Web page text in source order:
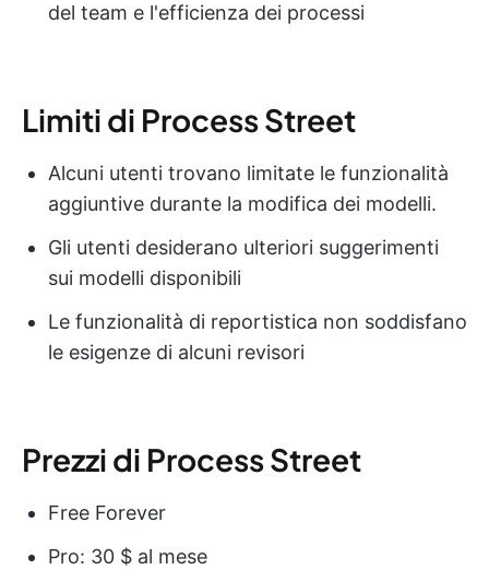
del team e l'efficienza dei processi
Limiti di Process Street
Alcuni utenti trovano limitate le funzionalità
aggiuntive durante la modifica dei modelli.
Gli utenti desiderano ulteriori suggerimenti
sui modelli disponibili
Le funzionalità di reportistica non soddisfano
le esigenze di alcuni revisori
Prezzi di Process Street
Free Forever
Pro: 30 $ al mese